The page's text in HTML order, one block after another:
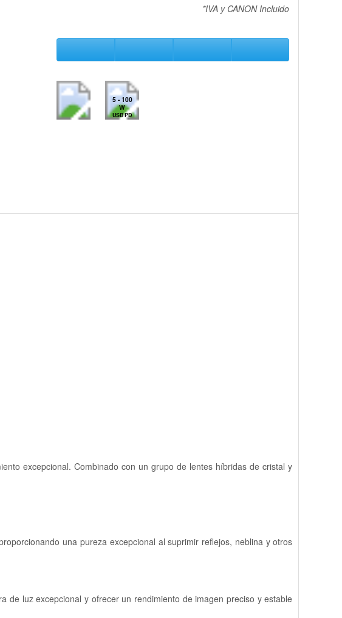
*IVA y CANON Incluido
5 - 100
W
USB PD
excepcional. Combinado con un grupo de lentes híbridas de cristal y
una pureza excepcional al suprimir reflejos, neblina y otros
de luz excepcional y ofrecer un rendimiento de imagen preciso y estable